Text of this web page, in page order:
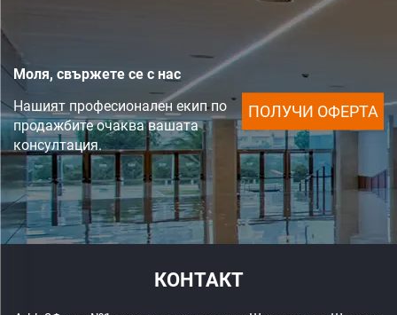
Моля, свържете се с нас
Нашият професионален екип по
продажбите очаква вашата
консултация.
ПОЛУЧИ ОФЕРТА
КОНТАКТ